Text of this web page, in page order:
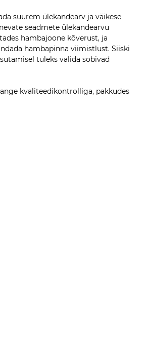
suurem ülekandearv ja väikese
seadmete ülekandearvu
hambajoone kõverust, ja
hambapinna viimistlust. Siiski
tuleks valida sobivad
kvaliteedikontrolliga, pakkudes